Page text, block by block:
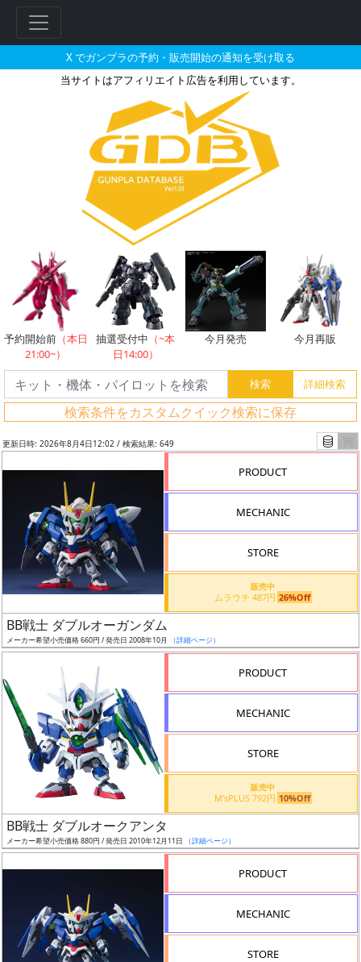
X でガンプラの予約・販売開始の通知を受け取る
当サイトはアフィリエイト広告を利用しています。
BB戦士 ダブルオーガンダムとそ
予約開始前（本日
21:00~）
抽選受付中 （~本
日14:00）
今月発売 今月再販
検索条件をカスタムクイック検索に保存
フ
リ
ワ
ー
グ
レ
更新日時: 2026年8月4日12:02 / 検索結果: 649
PRODUCT
MECHANIC
STORE
販売中
ムラウチ 487円 26%Off
BB戦士 ダブルオーガンダム
メーカー希望小売価格 660円 / 発売日 2008年10月 （詳細ページ）
PRODUCT
MECHANIC
STORE
販売中
M’sPLUS 792円 10%Off
BB戦士 ダブルオークアンタ
メーカー希望小売価格 880円 / 発売日 2010年12月11日 （詳細ページ）
PRODUCT
MECHANIC
STORE